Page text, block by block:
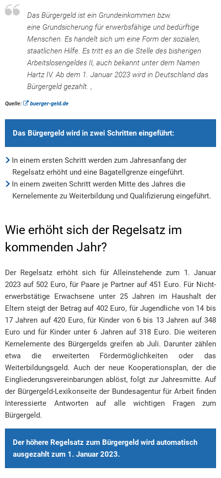
Das Bürgergeld ist ein Grundeinkommen bzw.
eine Grundsicherung für erwerbsfähige und bedürftige
Menschen. Es handelt sich um eine Form der sozialen,
staatlichen Hilfe. Es tritt es an die Stelle des bisherigen
Arbeitslosengeldes II, auch bekannt unter dem Namen
Hartz IV. Ab dem 1. Januar 2023 wird in Deutschland das
Bürgergeld gezahlt. ,
Quelle: buerger-geld.de
Das Bürgergeld wird in zwei Schritten eingeführt:
In einem ersten Schritt werden zum Jahresanfang der
Regelsatz erhöht und eine Bagatellgrenze eingeführt.
In einem zweiten Schritt werden Mitte des Jahres die
Kernelemente zu Weiterbildung und Qualifizierung eingeführt.
Wie erhöht sich der Regelsatz im
kommenden Jahr?
Der Regelsatz erhöht sich für Alleinstehende zum 1. Januar
2023 auf 502 Euro, für Paare je Partner auf 451 Euro. Für Nicht-
erwerbstätige Erwachsene unter 25 Jahren im Haushalt der
Eltern steigt der Betrag auf 402 Euro, für Jugendliche von 14 bis
17 Jahren auf 420 Euro, für Kinder von 6 bis 13 Jahren auf 348
Euro und für Kinder unter 6 Jahren auf 318 Euro. Die weiteren
Kernelemente des Bürgergelds greifen ab Juli. Darunter zählen
etwa die erweiterten Fördermöglichkeiten oder das
Weiterbildungsgeld. Auch der neue Kooperationsplan, der die
Eingliederungsvereinbarungen ablöst, folgt zur Jahresmitte. Auf
der Bürgergeld-Lexikonseite der Bundesagentur für Arbeit finden
Interessierte Antworten auf alle wichtigen Fragen zum
Bürgergeld.
Der höhere Regelsatz zum Bürgergeld wird automatisch
ausgezahlt zum 1. Januar 2023.